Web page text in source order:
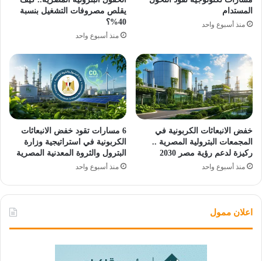
المستدام
منذ أسبوع واحد
يقلص مصروفات التشغيل بنسبة
40%؟
منذ أسبوع واحد
خفض الانبعاثات الكربونية في
المجمعات البترولية المصرية ..
ركيزة لدعم رؤية مصر 2030
منذ أسبوع واحد
6 مسارات تقود خفض الانبعاثات
الكربونية في استراتيجية وزارة
البترول والثروة المعدنية المصرية
منذ أسبوع واحد
اعلان ممول